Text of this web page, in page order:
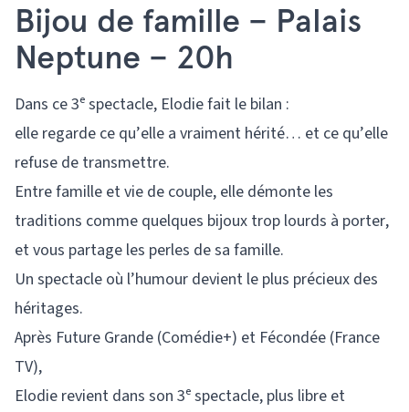
Bijou de famille – Palais
Neptune – 20h
Dans ce 3ᵉ spectacle, Elodie fait le bilan :
elle regarde ce qu’elle a vraiment hérité… et ce qu’elle
refuse de transmettre.
Entre famille et vie de couple, elle démonte les
traditions comme quelques bijoux trop lourds à porter,
et vous partage les perles de sa famille.
Un spectacle où l’humour devient le plus précieux des
héritages.
Après Future Grande (Comédie+) et Fécondée (France
TV),
Elodie revient dans son 3ᵉ spectacle, plus libre et